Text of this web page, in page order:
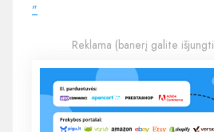
"
Reklama (banerį galite išjungti